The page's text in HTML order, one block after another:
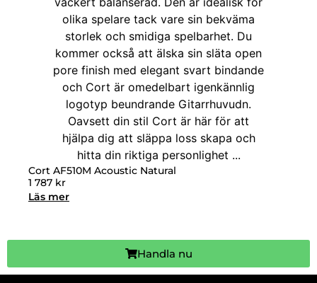
Cort AF510M Acoustic Natural
1 787 kr
Läs mer
Handla nu